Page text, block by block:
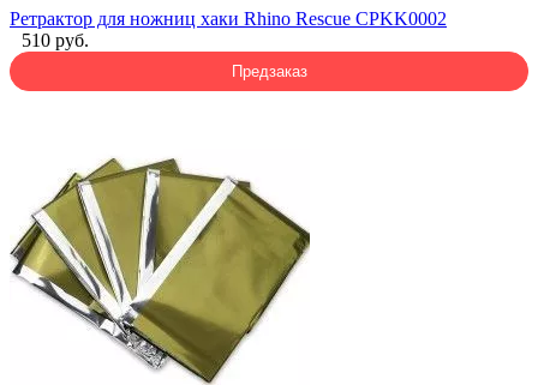
Ретрактор для ножниц хаки Rhino Rescue CPKK0002
510 руб.
Предзаказ